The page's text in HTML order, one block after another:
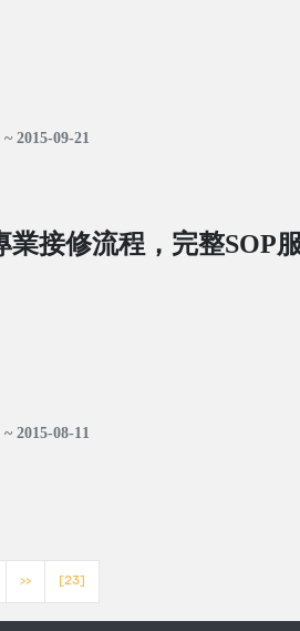
2015-09-21
業接修流程，完整SOP
2015-08-11
>> [23]